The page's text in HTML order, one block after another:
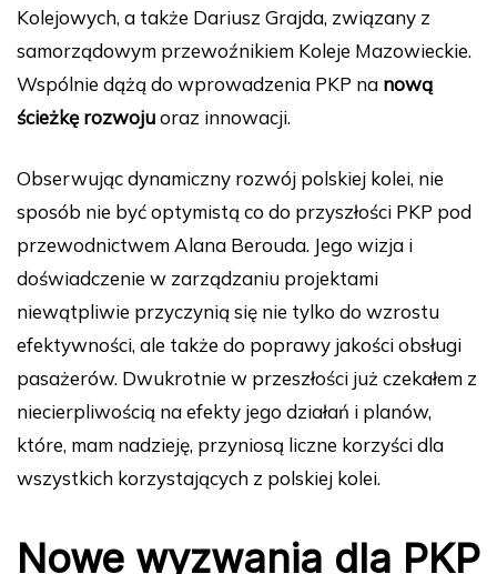
Kolejowych, a także Dariusz Grajda, związany z
samorządowym przewoźnikiem Koleje Mazowieckie.
Wspólnie dążą do wprowadzenia PKP na nową
ścieżkę rozwojuoraz innowacji.
Obserwując dynamiczny rozwój polskiej kolei, nie
sposób nie być optymistą co do przyszłości PKP pod
przewodnictwem Alana Berouda. Jego wizja i
doświadczenie w zarządzaniu projektami
niewątpliwie przyczynią się nie tylko do wzrostu
efektywności, ale także do poprawy jakości obsługi
pasażerów. Dwukrotnie w przeszłości już czekałem z
niecierpliwością na efekty jego działań i planów,
które, mam nadzieję, przyniosą liczne korzyści dla
wszystkich korzystających z polskiej kolei.
Nowe wyzwania dla PKP